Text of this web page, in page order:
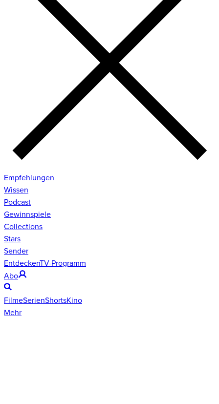
Empfehlungen
Wissen
Podcast
Gewinnspiele
Collections
Stars
Sender
EntdeckenTV-Programm
Abo
FilmeSerienShortsKino
Mehr